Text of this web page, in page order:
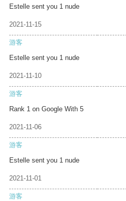
Estelle sent you 1 nude
2021-11-15
游客
Estelle sent you 1 nude
2021-11-10
游客
Rank 1 on Google With 5
2021-11-06
游客
Estelle sent you 1 nude
2021-11-01
游客